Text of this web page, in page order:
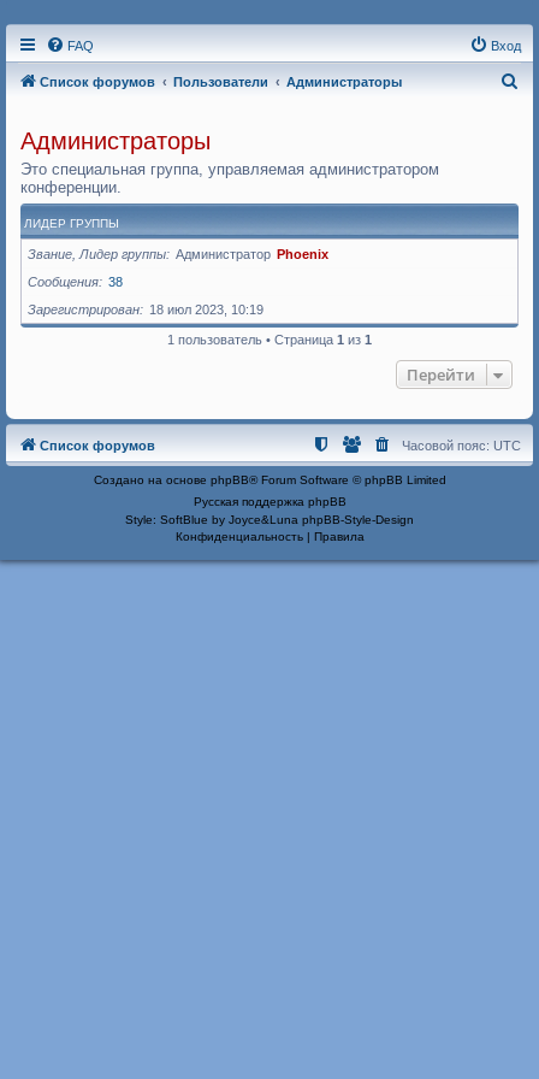
FAQ Вход
Список форумов Пользователи Администраторы
Администраторы
Это специальная группа, управляемая администратором
конференции.
ЛИДЕР ГРУППЫ
Звание, Лидер группы Администратор Phoenix
Сообщения
38
Зарегистрирован
18 июл 2023, 10:19
1 пользователь • Страница 1 из 1
Перейти
Список форумов Часовой пояс: UTC
Создано на основе phpBB® Forum Software © phpBB Limited
Русская поддержка phpBB
Style: SoftBlue by Joyce&Luna phpBB-Style-Design
Конфиденциальность| Правила